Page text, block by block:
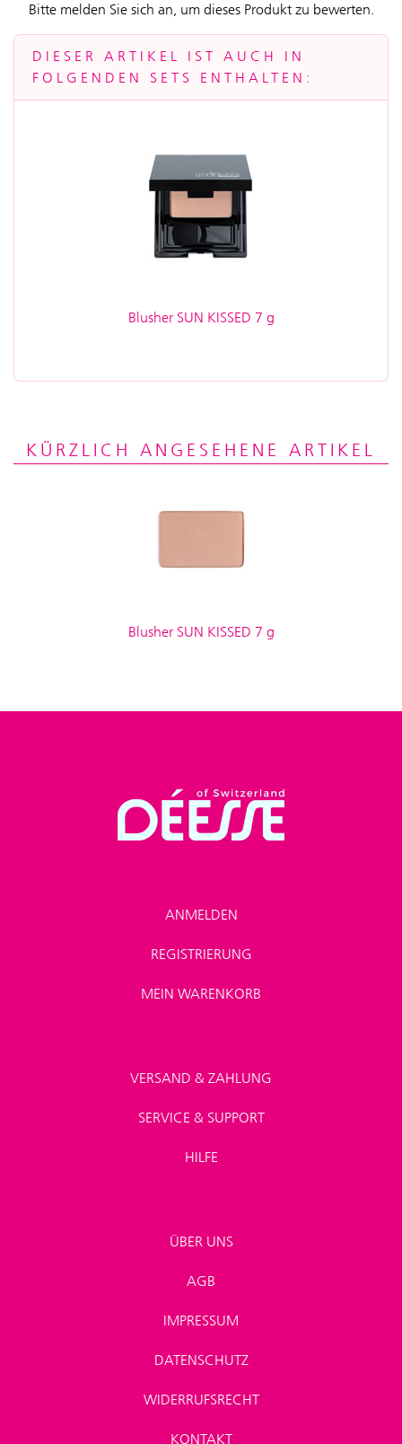
Bitte melden Sie sich an, um dieses Produkt zu bewerten.
DIESER ARTIKEL IST AUCH IN
FOLGENDEN SETS ENTHALTEN:
Blusher SUN KISSED 7 g
KÜRZLICH ANGESEHENE ARTIKEL
Blusher SUN KISSED 7 g
ANMELDEN
REGISTRIERUNG
MEIN WARENKORB
VERSAND & ZAHLUNG
SERVICE & SUPPORT
HILFE
ÜBER UNS
AGB
IMPRESSUM
DATENSCHUTZ
WIDERRUFSRECHT
KONTAKT